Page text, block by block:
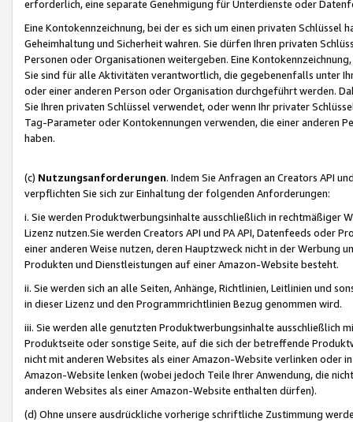
erforderlich, eine separate Genehmigung für Unterdienste oder
Eine Kontokennzeichnung, bei der es sich um einen privaten
Geheimhaltung und Sicherheit wahren. Sie dürfen Ihren privaten
Personen oder Organisationen weitergeben. Eine
Sie sind für alle Aktivitäten verantwortlich, die gegebenenfalls unter
oder einer anderen Person oder Organisation durchgeführt werden.
Sie Ihren privaten Schlüssel verwendet, oder wenn Ihr privater
Tag-Parameter oder Kontokennungen verwenden, die einer anderen
haben.
(c) Nutzungsanforderungen. Indem Sie Anfragen an Creators API
verpflichten Sie sich zur Einhaltung der folgenden Anforderungen:
i. Sie werden Produktwerbungsinhalte ausschließlich in rechtmäßiger
Lizenz nutzen.Sie werden Creators API und PA API, Datenfeeds oder
einer anderen Weise nutzen, deren Hauptzweck nicht in der Werbung
Produkten und Dienstleistungen auf einer Amazon-Website besteht.
ii. Sie werden sich an alle Seiten, Anhänge, Richtlinien, Leitlinien und
in dieser Lizenz und den Programmrichtlinien Bezug genommen wird.
iii. Sie werden alle genutzten Produktwerbungsinhalte ausschließlich
Produktseite oder sonstige Seite, auf die sich der betreffende
nicht mit anderen Websites als einer Amazon-Website verlinken oder
Amazon-Website lenken (wobei jedoch Teile Ihrer Anwendung, die
anderen Websites als einer Amazon-Website enthalten dürfen).
(d) Ohne unsere ausdrückliche vorherige schriftliche Zustimmung